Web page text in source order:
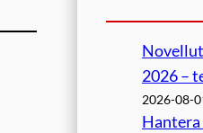
2026 –
2026-08-